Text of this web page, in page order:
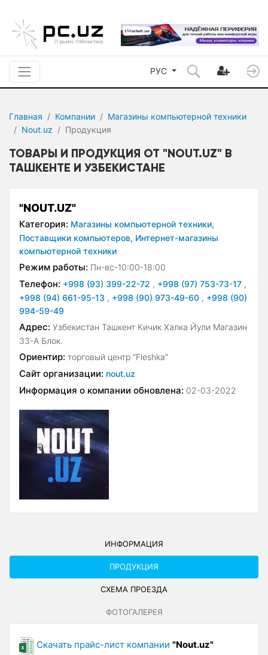
РУС
Главная Компании
Магазины компьютерной техники
Nout.uz
Продукция
ТОВАРЫ И ПРОДУКЦИЯ ОТ "NOUT.UZ" В
ТАШКЕНТЕ И УЗБЕКИСТАНЕ
"NOUT.UZ"
Категория: Магазины компьютерной техники,
Поставщики компьютеров, Интернет-магазины
компьютерной техники
Режим работы: Пн-вс-10:00-18:00
Телефон: +998 (93) 399-22-72 , +998 (97) 753-73-17 ,
+998 (94) 661-95-13 , +998 (90) 973-49-60 , +998 (90)
994-59-49
Адрес: Узбекистан Ташкент Кичик Халка Йули Магазин
33-А Блок.
Ориентир: торговый центр “Fleshka”
Сайт организации: nout.uz
Информация о компании обновлена: 02-03-2022
ИНФОРМАЦИЯ
ПРОДУКЦИЯ
СХЕМА ПРОЕЗДА
ФОТОГАЛЕРЕЯ
Скачать прайс-лист компании "Nout.uz"